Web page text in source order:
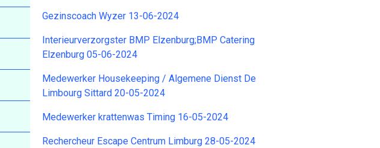
Gezinscoach Wyzer 13-06-2024
Interieurverzorgster BMP Elzenburg;BMP Catering
Elzenburg 05-06-2024
Medewerker Housekeeping / Algemene Dienst De
Limbourg Sittard 20-05-2024
Medewerker krattenwas Timing 16-05-2024
Rechercheur Escape Centrum Limburg 28-05-2024